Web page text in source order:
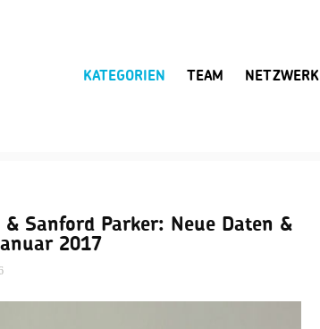
KATEGORIEN TEAM NETZWERK
Sanford Parker: Neue Daten &
2017